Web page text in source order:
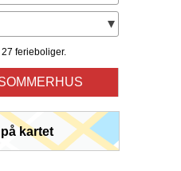
ferieboliger.
kartet